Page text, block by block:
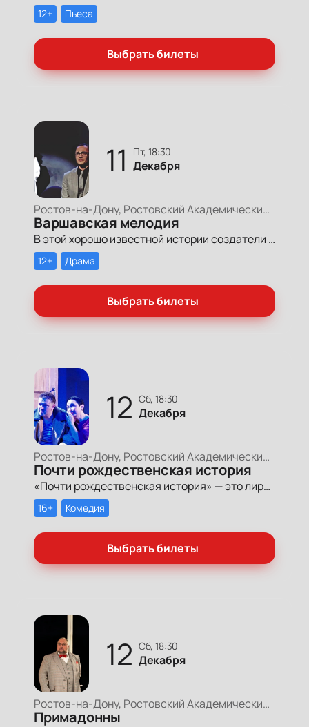
12+ Пьеса
Выбрать билеты
11 пт, 18:30
Декабря
Ростов-на-Дону, Ростовский Академический Театр Драмы, Малая сцена
Варшавская мелодия
В этой хорошо известной истории создатели спектакля пытаются разобраться: что на самом деле помешало Гелене и Виктору с самого начала быть вместе?
12+ Драма
Выбрать билеты
12 сб, 18:30
Декабря
Ростов-на-Дону, Ростовский Академический Театр Драмы, Малая сцена
Почти рождественская история
«Почти рождественская история» — это лирическая и смешная история о людях, которые ищут свою дорогу к счастью.
16+ Комедия
Выбрать билеты
12 сб, 18:30
Декабря
Ростов-на-Дону, Ростовский Академический Театр Драмы, Большая сцена
Примадонны